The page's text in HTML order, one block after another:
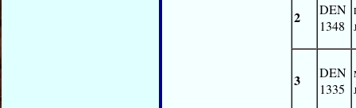
2
DEN
1348
3
DEN
1335